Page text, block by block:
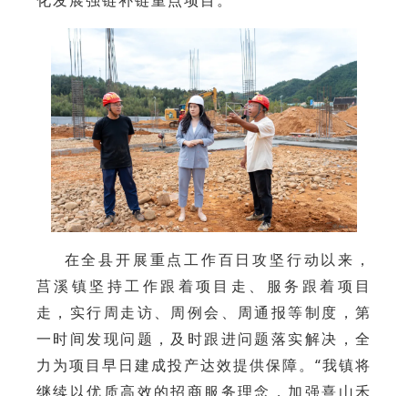
在全县开展重点工作百日攻坚行动以来，
莒溪镇坚持工作跟着项目走、服务跟着项目
走，实行周走访、周例会、周通报等制度，第
一时间发现问题，及时跟进问题落实解决，全
力为项目早日建成投产达效提供保障。“我镇将
继续以优质高效的招商服务理念，加强熹山禾